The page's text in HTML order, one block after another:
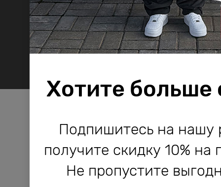
Компания Bodo
и другие технологии,
работы сайта и его
Компания Bodo
и другие технологии,
работы сайта и его
Хотите больше
Подпишитесь на нашу
получите скидку 10% на
Не пропустите